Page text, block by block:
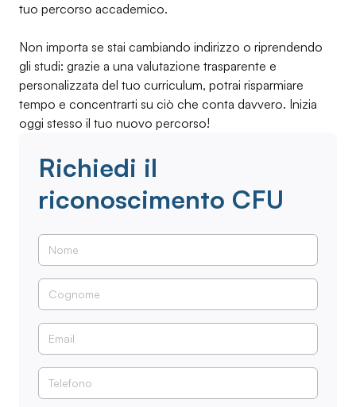
tuo percorso accademico.
Non importa se stai cambiando indirizzo o riprendendo
gli studi: grazie a una valutazione trasparente e
personalizzata del tuo curriculum, potrai risparmiare
tempo e concentrarti su ciò che conta davvero. Inizia
oggi stesso il tuo nuovo percorso!
Richiedi il
riconoscimento CFU